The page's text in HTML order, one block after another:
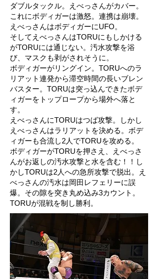
ダブルタックル。えべっさんがカバー。
これにボディガーは激怒。連携は崩壊。
えべっさんはボディガーにUFO。
そしてえべっさんはTORUにもしかける
がTORUには通じない。汚水攻撃を浴
び、マスクも剥がされそうに。
ボディガーがリングイン。TORUへのラ
リアット連発から滞空時間の長いブレン
バスター。TORUは突っ込んできたボデ
ィガーをトップロープから場外へ落と
す。
えべっさんにTORUはつば攻撃。しかし
えべっさんはラリアットを決める。ボデ
ィガーも合流し2人でTORUを攻める。
ボディガーがTORUを押さえ、えべっさ
んがお返しの汚水攻撃と水を含む！！し
かしTORUは2人への急所攻撃で脱出。え
べっさんの汚水は岡田レフェリーに誤
爆。その隙を突き丸め込み3カウント。
TORUが混戦を制し勝利。